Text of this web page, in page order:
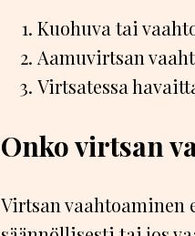
Kuohuva tai
Aamuvirtsan
Virtsatessa
Onko virtsan
Virtsan vaahtoaminen